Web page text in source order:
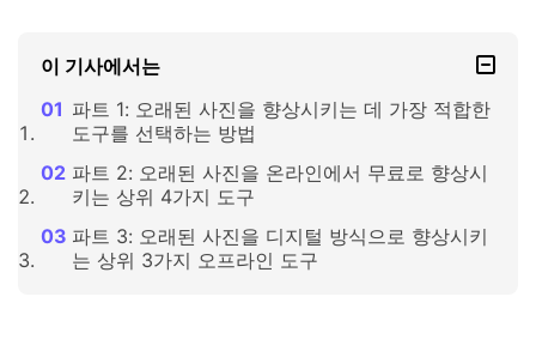
이 기사에서는
파트 1: 오래된 사진을 향상시키는 데 가장 적합한
도구를 선택하는 방법
파트 2: 오래된 사진을 온라인에서 무료로 향상시
키는 상위 4가지 도구
파트 3: 오래된 사진을 디지털 방식으로 향상시키
는 상위 3가지 오프라인 도구